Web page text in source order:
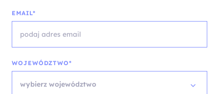
EMAIL*
WOJEWÓDZTWO*
wybierz województwo